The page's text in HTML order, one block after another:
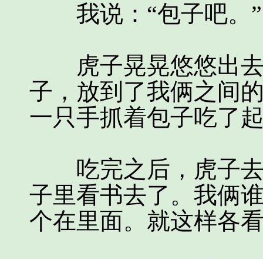
我说：“包子吧。”
虎子晃晃悠悠出去
子，放到了我俩之间
一只手抓着包子吃了
吃完之后，虎子去
子里看书去了。我俩
个在里面。就这样各